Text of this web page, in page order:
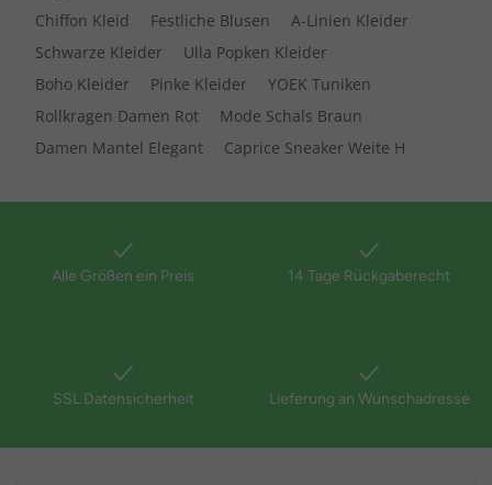
Chiffon Kleid
Festliche Blusen
A-Linien Kleider
Schwarze Kleider
Ulla Popken Kleider
Boho Kleider
Pinke Kleider
YOEK Tuniken
Rollkragen Damen Rot
Mode Schals Braun
Damen Mantel Elegant
Caprice Sneaker Weite H
Alle Größen ein Preis 14 Tage Rückgaberecht
SSL Datensicherheit Lieferung an Wunschadresse